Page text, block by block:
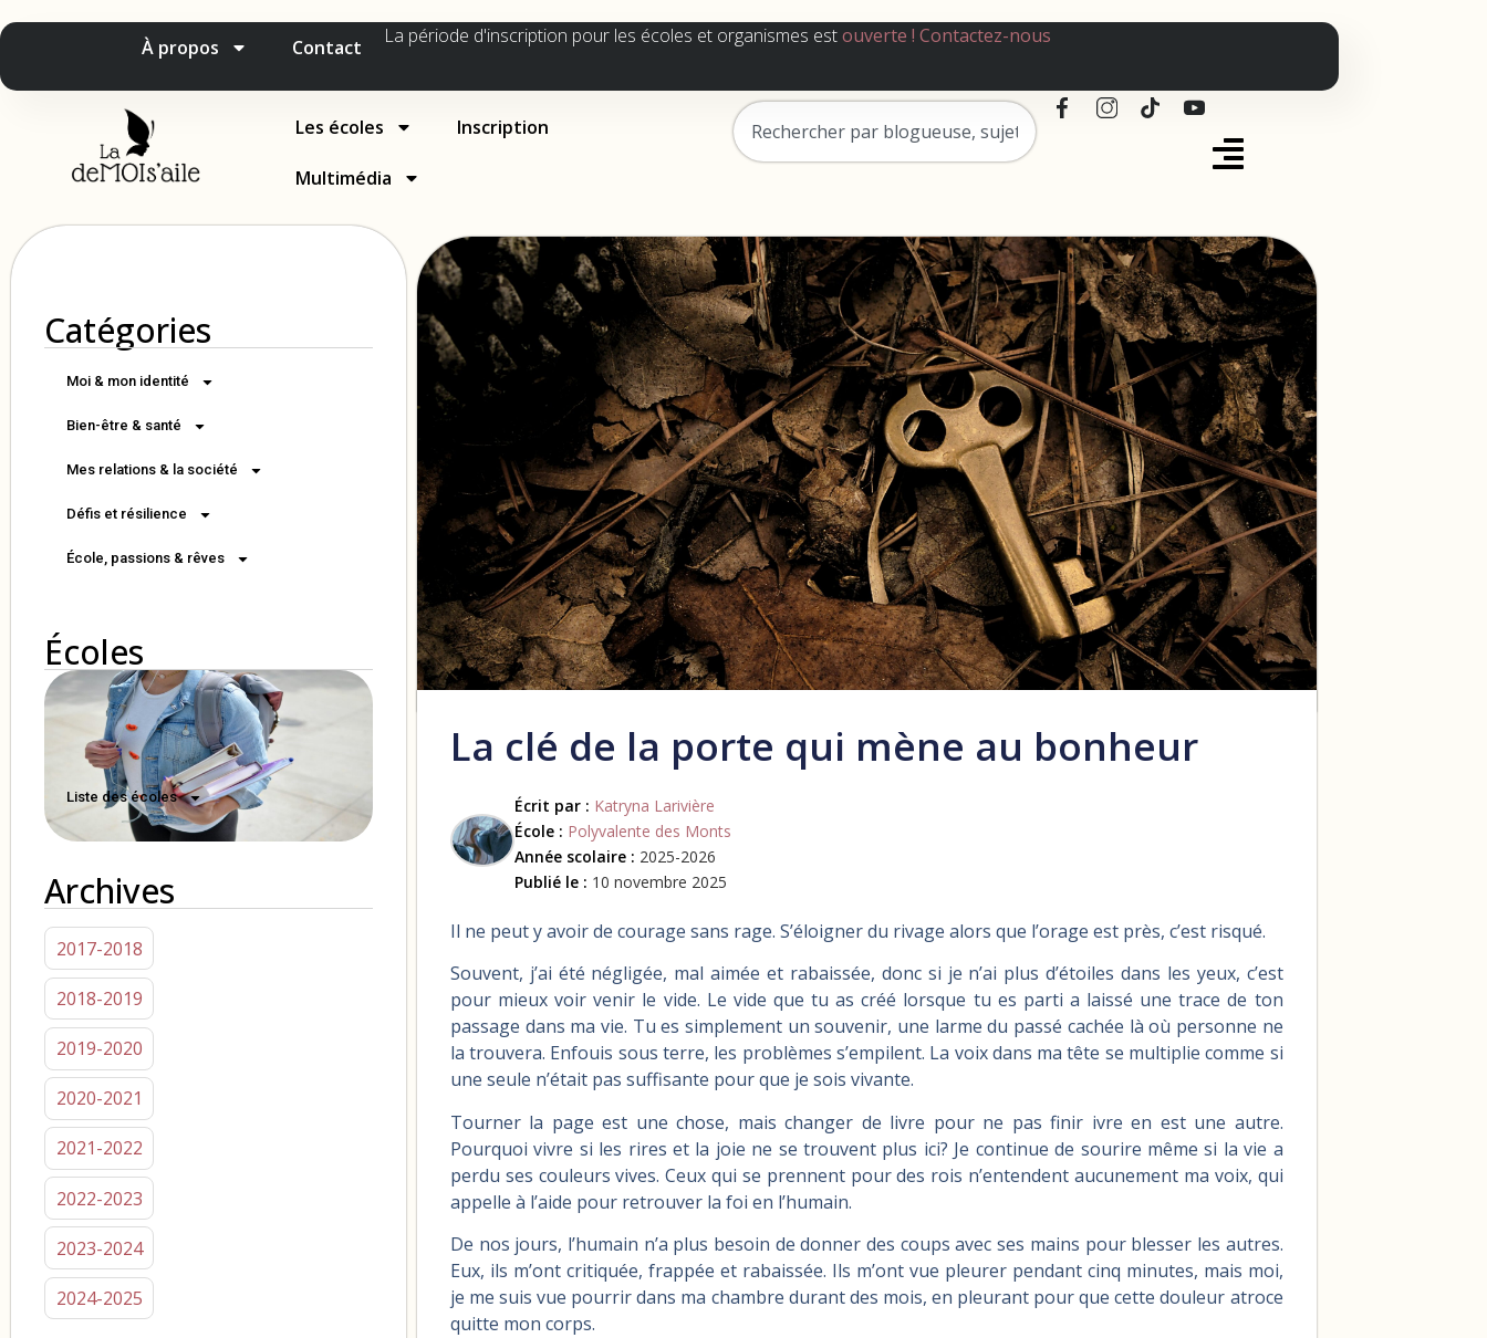
À propos Contact La période d'inscription pour les écoles et organismes estouverte ! Contactez-nous
Les écoles Inscription
Multimédia
Catégories
Moi & mon identité
Bien-être & santé
Mes relations & la société
Défis et résilience
École, passions & rêves
Écoles
Liste des écoles
Archives
2017-2018
2018-2019
2019-2020
2020-2021
2021-2022
2022-2023
2023-2024
2024-2025
La clé de la porte qui mène au bonheur
Écrit par : Katryna Larivière
École : Polyvalente des Monts
Année scolaire : 2025-2026
Publié le : 10 novembre 2025
Il ne peut y avoir de courage sans rage. S’éloigner du rivage alors que l’orage est près, c’est risqué.
Souvent, j’ai été négligée, mal aimée et rabaissée, donc si je n’ai plus d’étoiles dans les yeux, c’est
pour mieux voir venir le vide. Le vide que tu as créé lorsque tu es parti a laissé une trace de ton
passage dans ma vie. Tu es simplement un souvenir, une larme du passé cachée là où personne ne
la trouvera. Enfouis sous terre, les problèmes s’empilent. La voix dans ma tête se multiplie comme si
une seule n’était pas suffisante pour que je sois vivante.
Tourner la page est une chose, mais changer de livre pour ne pas finir ivre en est une autre.
Pourquoi vivre si les rires et la joie ne se trouvent plus ici? Je continue de sourire même si la vie a
perdu ses couleurs vives. Ceux qui se prennent pour des rois n’entendent aucunement ma voix, qui
appelle à l’aide pour retrouver la foi en l’humain.
De nos jours, l’humain n’a plus besoin de donner des coups avec ses mains pour blesser les autres.
Eux, ils m’ont critiquée, frappée et rabaissée. Ils m’ont vue pleurer pendant cinq minutes, mais moi,
je me suis vue pourrir dans ma chambre durant des mois, en pleurant pour que cette douleur atroce
quitte mon corps.